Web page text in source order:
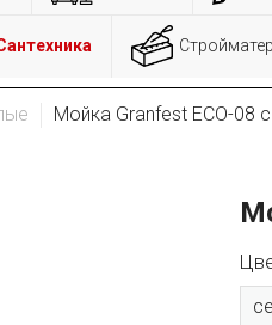
Мойка Granfest ECO-08